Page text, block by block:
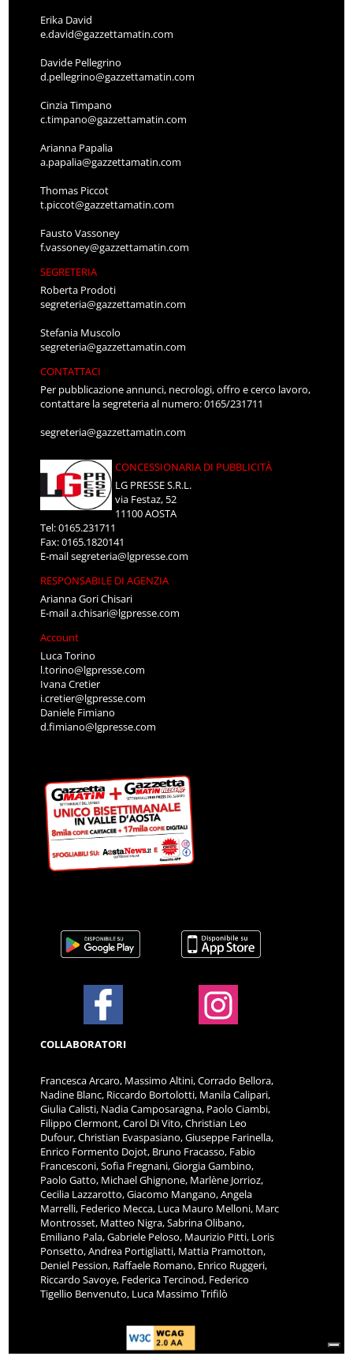
Erika David
e.david@gazzettamatin.com
Davide Pellegrino
d.pellegrino@gazzettamatin.com
Cinzia Timpano
c.timpano@gazzettamatin.com
Arianna Papalia
a.papalia@gazzettamatin.com
Thomas Piccot
t.piccot@gazzettamatin.com
Fausto Vassoney
f.vassoney@gazzettamatin.com
SEGRETERIA
Roberta Prodoti
segreteria@gazzettamatin.com
Stefania Muscolo
segreteria@gazzettamatin.com
CONTATTACI
Per pubblicazione annunci, necrologi, offro e cerco lavoro,
contattare la segreteria al numero: 0165/231711
segreteria@gazzettamatin.com
CONCESSIONARIA DI PUBBLICITÀ
LG PRESSE S.R.L.
via Festaz, 52
11100 AOSTA
Tel: 0165.231711
Fax: 0165.1820141
E-mailsegreteria@lgpresse.com
RESPONSABILE DI AGENZIA
Arianna Gori Chisari
E-maila.chisari@lgpresse.com
Account
Luca Torino
l.torino@lgpresse.com
Ivana Cretier
i.cretier@lgpresse.com
Daniele Fimiano
d.fimiano@lgpresse.com
COLLABORATORI
Francesca Arcaro, Massimo Altini, Corrado Bellora,
Nadine Blanc, Riccardo Bortolotti, Manila Calipari,
Giulia Calisti, Nadia Camposaragna, Paolo Ciambi,
Filippo Clermont, Carol Di Vito, Christian Leo
Dufour, Christian Evaspasiano, Giuseppe Farinella,
Enrico Formento Dojot, Bruno Fracasso, Fabio
Francesconi, Sofia Fregnani, Giorgia Gambino,
Paolo Gatto, Michael Ghignone, Marlène Jorrioz,
Cecilia Lazzarotto, Giacomo Mangano, Angela
Marrelli, Federico Mecca, Luca Mauro Melloni, Marc
Montrosset, Matteo Nigra, Sabrina Olibano,
Emiliano Pala, Gabriele Peloso, Maurizio Pitti, Loris
Ponsetto, Andrea Portigliatti, Mattia Pramotton,
Deniel Pession, Raffaele Romano, Enrico Ruggeri,
Riccardo Savoye, Federica Tercinod, Federico
Tigellio Benvenuto, Luca Massimo Trifilò